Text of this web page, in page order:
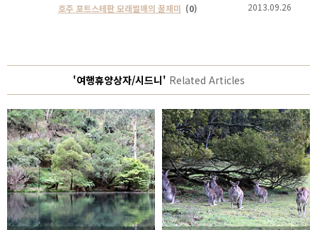
호주 포트스테판 모래썰매의 꿀재미 (0) 2013.09.26
'여행휴양상자/시드니' Related Articles